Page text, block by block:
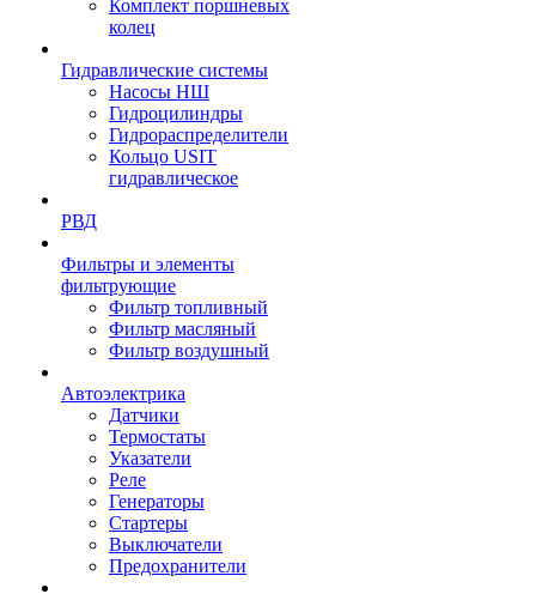
Комплект поршневых
колец
Гидравлические системы
Насосы НШ
Гидроцилиндры
Гидрораспределители
Кольцо USIT
гидравлическое
РВД
Фильтры и элементы
фильтрующие
Фильтр топливный
Фильтр масляный
Фильтр воздушный
Автоэлектрика
Датчики
Термостаты
Указатели
Реле
Генераторы
Стартеры
Выключатели
Предохранители